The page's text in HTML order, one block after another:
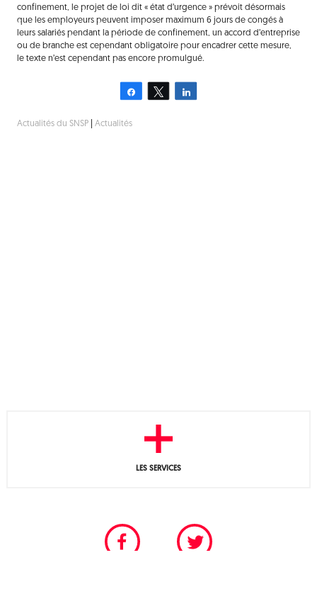
confinement, le projet de loi dit « état d’urgence » prévoit désormais
que les employeurs peuvent imposer maximum 6 jours de congés à
leurs salariés pendant la période de confinement, un accord d’entreprise
ou de branche est cependant obligatoire pour encadrer cette mesure,
le texte n’est cependant pas encore promulgué.
Partagez Tweetez
Actualités du SNSP| Actualités
LES SERVICES